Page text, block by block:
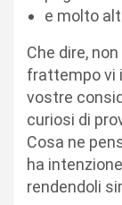
e molto
Che dire,
frattempo vi
vostre
curiosi di
Cosa ne
ha
rendendoli